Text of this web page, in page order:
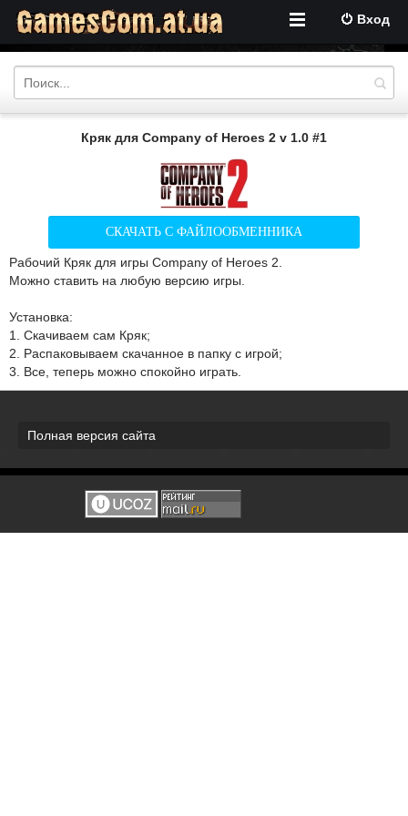
Вход
Кряк для Company of Heroes 2 v 1.0 #1
СКАЧАТЬ С ФАЙЛООБМЕННИКА
Рабочий Кряк для игры Company of Heroes 2.
Можно ставить на любую версию игры.
Установка:
1. Скачиваем сам Кряк;
2. Распаковываем скачанное в папку с игрой;
3. Все, теперь можно спокойно играть.
Полная версия сайта